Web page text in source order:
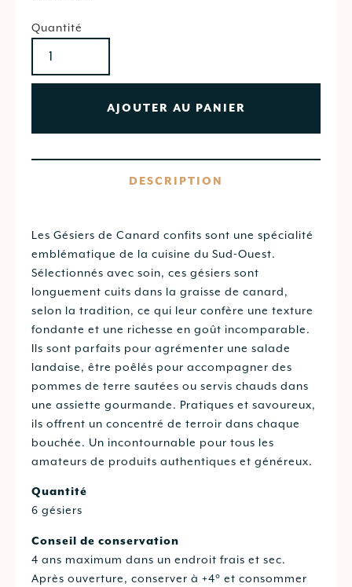
Quantité
AJOUTER AU PANIER
DESCRIPTION
Les Gésiers de Canard confits sont une spécialité
emblématique de la cuisine du Sud-Ouest.
Sélectionnés avec soin, ces gésiers sont
longuement cuits dans la graisse de canard,
selon la tradition, ce qui leur confère une texture
fondante et une richesse en goût incomparable.
Ils sont parfaits pour agrémenter une salade
landaise, être poêlés pour accompagner des
pommes de terre sautées ou servis chauds dans
une assiette gourmande. Pratiques et savoureux,
ils offrent un concentré de terroir dans chaque
bouchée. Un incontournable pour tous les
amateurs de produits authentiques et généreux.
Quantité
6 gésiers
Conseil de conservation
4 ans maximum dans un endroit frais et sec.
Après ouverture, conserver à +4° et consommer